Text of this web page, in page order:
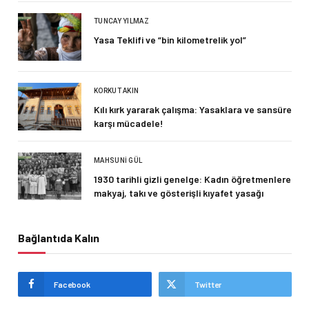
TUNCAY YILMAZ
Yasa Teklifi ve “bin kilometrelik yol”
KORKUT AKIN
Kılı kırk yararak çalışma: Yasaklara ve sansüre
karşı mücadele!
MAHSUNI GÜL
1930 tarihli gizli genelge: Kadın öğretmenlere
makyaj, takı ve gösterişli kıyafet yasağı
Bağlantıda Kalın
Facebook Twitter